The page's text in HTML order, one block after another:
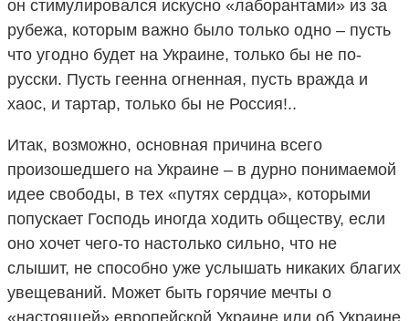
он стимулировался искусно «лаборантами» из за
рубежа, которым важно было только одно – пусть
что угодно будет на Украине, только бы не по-
русски. Пусть геенна огненная, пусть вражда и
хаос, и тартар, только бы не Россия!..
Итак, возможно, основная причина всего
произошедшего на Украине – в дурно понимаемой
идее свободы, в тех «путях сердца», которыми
попускает Господь иногда ходить обществу, если
оно хочет чего-то настолько сильно, что не
слышит, не способно уже услышать никаких благих
увещеваний. Может быть горячие мечты о
«настоящей» европейской Украине или об Украине